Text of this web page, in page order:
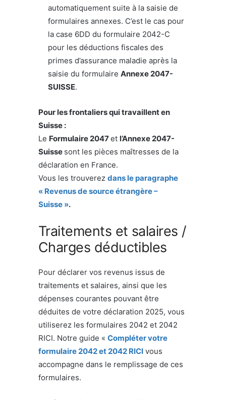
automatiquement suite à la saisie de
formulaires annexes. C’est le cas pour
la case 6DD du formulaire 2042-C
pour les déductions fiscales des
primes d’assurance maladie après la
saisie du formulaire Annexe 2047-
SUISSE.
Pour les frontaliers qui travaillent en
Suisse :
Le Formulaire 2047et l’Annexe 2047-
Suisse sont les pièces maîtresses de la
déclaration en France.
Vous les trouverez dans le paragraphe
« Revenus de source étrangère –
Suisse ».
Traitements et salaires /
Charges déductibles
Pour déclarer vos revenus issus de
traitements et salaires, ainsi que les
dépenses courantes pouvant être
déduites de votre déclaration 2025, vous
utiliserez les formulaires 2042 et 2042
RICI. Notre guide « Compléter votre
formulaire 2042 et 2042 RICI vous
accompagne dans le remplissage de ces
formulaires.